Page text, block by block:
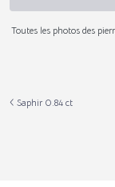
Toutes les photos des
Saphir 0.84 ct